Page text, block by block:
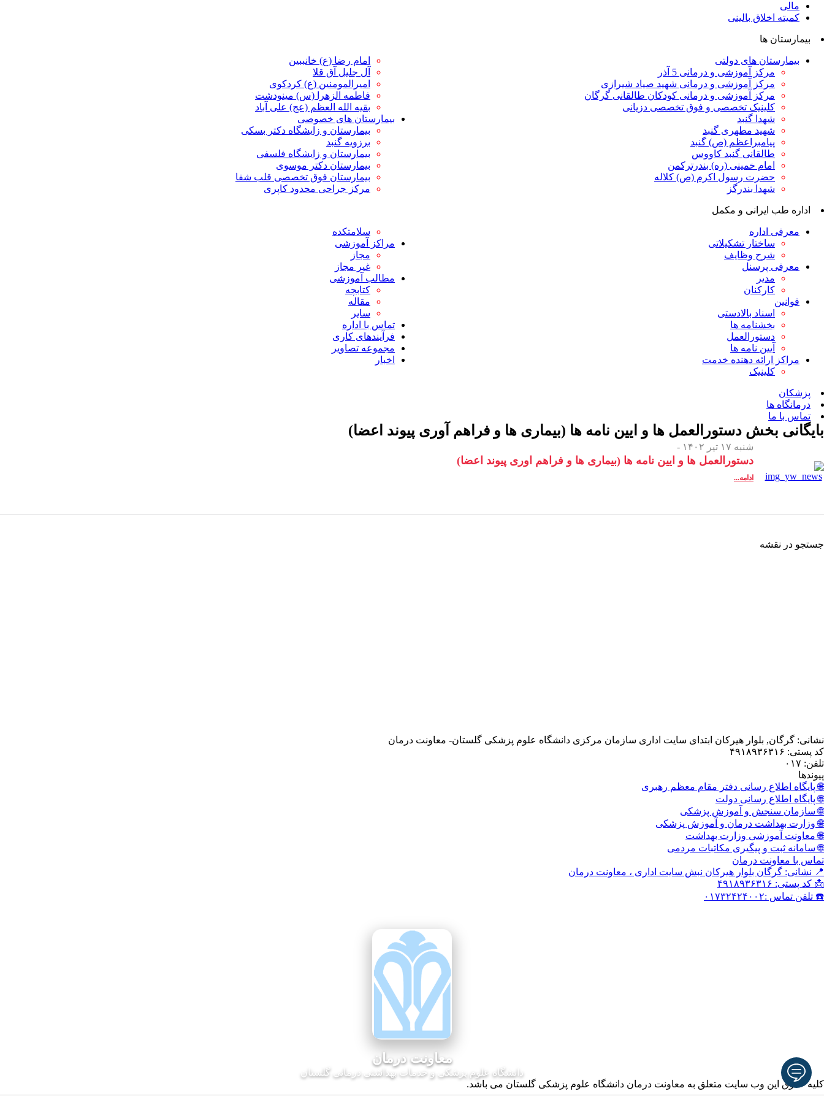
مالی
کمیته اخلاق بالینی
بیمارستان ها
بیمارستان های دولتی
مرکز آموزشی و درمانی 5 آذر
مرکز آموزشی و درمانی شهید صیاد شیرازی
مرکز آموزشی و درمانی کودکان طالقانی گرگان
کلینیک تخصصی و فوق تخصصی دزیانی
شهدا گنبد
شهید مطهری گنبد
پیامبراعظم (ص) گنبد
طالقانی گنبد کاووس
امام خمینی (ره) بندرترکمن
حضرت رسول اکرم (ص) کلاله
شهدا بندرگز
امام رضا (ع) خانببین
آل جلیل آق قلا
امیرالمومنین (ع) کردکوی
فاطمه الزهرا (س) مینودشت
بقیه الله العظم (عج) علی آباد
بیمارستان های خصوصی
بیمارستان و زایشگاه دکتر بسکی
برزویه گنبد
بیمارستان و زایشگاه فلسفی
بیمارستان دکتر موسوی
بیمارستان فوق تخصصی قلب شفا
مرکز جراحی محدود کاپری
اداره طب ایرانی و مکمل
معرفی اداره
ساختار تشکیلاتی
شرح وظایف
معرفی پرسنل
مدیر
کارکنان
قوانین
اسناد بالادستی
بخشنامه ها
دستورالعمل
آیین نامه ها
مراکز ارائه دهنده خدمت
کلینیک
سلامتکده
مراکز آموزشی
مجاز
غیر مجاز
مطالب آموزشی
کتابچه
مقاله
سایر
تماس با اداره
فرآیندهای کاری
مجموعه تصاویر
اخبار
پزشکان
درمانگاه ها
تماس با ما
بایگانی بخش دستورالعمل ها و ایین نامه ها (بیماری ها و فراهم آوری پیوند اعضا)
شنبه ۱۷ تیر ۱۴۰۲ -
دستورالعمل ها و ایین نامه ها (بیماری ها و فراهم اوری پیوند اعضا)
ادامه...
جستجو در نقشه
نشانی: گرگان, بلوار هیرکان ابتدای سایت اداری سازمان مرکزی دانشگاه علوم پزشکی گلستان- معاونت درمان
کد پستی: ۴۹۱۸۹۳۶۳۱۶
تلفن: ۰۱۷
پیوندها
🌐 پایگاه اطلاع رسانی دفتر مقام معظم رهبری
🌐 پایگاه اطلاع رسانی دولت
🌐 سازمان سنجش و آموزش پزشکی
🌐 وزارت بهداشت درمان و آموزش پزشکی
🌐 معاونت آموزشی وزارت بهداشت
🌐 سامانه ثبت و پیگیری مکاتبات مردمی
تماس با معاونت درمان
📍 نشانی: گرگان بلوار هیرکان نبش سایت اداری ، معاونت درمان
📩 کد پستی: ۴۹۱۸۹۳۶۳۱۶
☎️ تلفن تماس :۰۱۷۳۲۴۲۴۰۰۲
معاونت درمان
دانشگاه علوم پزشکی و خدمات بهداشتی درمانی گلستان
کلیه حقوق این وب سایت متعلق به معاونت درمان دانشگاه علوم پزشکی گلستان می باشد.